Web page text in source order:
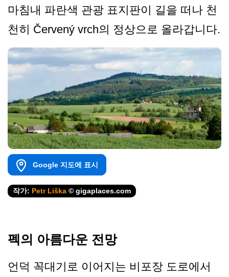
마침내 파란색 관광 표지판이 길을 떠나 천
천히 Červený vrch의 정상으로 올라갑니다.
Google 지도에 표시
작가: Petr Liška © gigaplaces.com
펙의 아름다운 전망
언덕 꼭대기로 이어지는 비포장 도로에서